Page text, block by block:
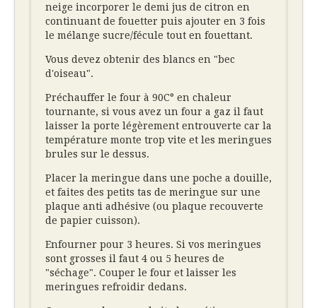
neige incorporer le demi jus de citron en
continuant de fouetter puis ajouter en 3 fois
le mélange sucre/fécule tout en fouettant.
Vous devez obtenir des blancs en "bec
d'oiseau".
Préchauffer le four à 90C° en chaleur
tournante, si vous avez un four a gaz il faut
laisser la porte légèrement entrouverte car la
température monte trop vite et les meringues
brules sur le dessus.
Placer la meringue dans une poche a douille,
et faites des petits tas de meringue sur une
plaque anti adhésive (ou plaque recouverte
de papier cuisson).
Enfourner pour 3 heures. Si vos meringues
sont grosses il faut 4 ou 5 heures de
"séchage". Couper le four et laisser les
meringues refroidir dedans.